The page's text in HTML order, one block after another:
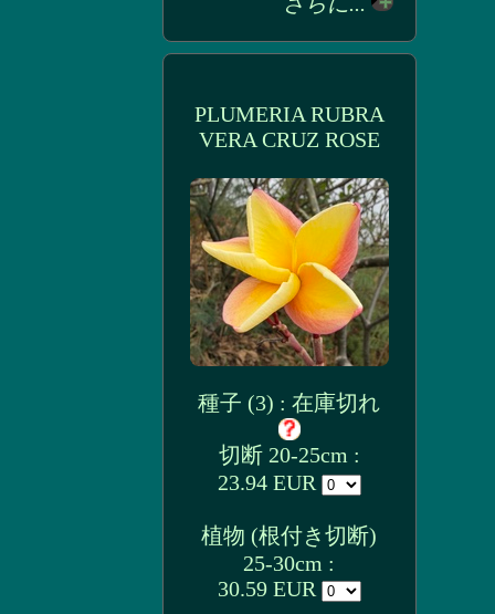
PLUMERIA RUBRA
VERA CRUZ ROSE
種子 (3) : 在庫切れ
切断 20-25cm :
23.94 EUR
植物 (根付き切断)
25-30cm :
30.59 EUR